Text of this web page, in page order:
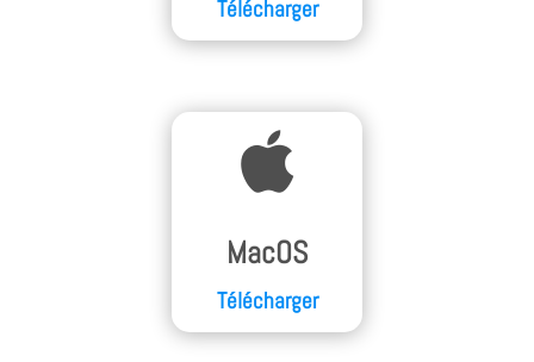
Télécharger

MacOS
Télécharger